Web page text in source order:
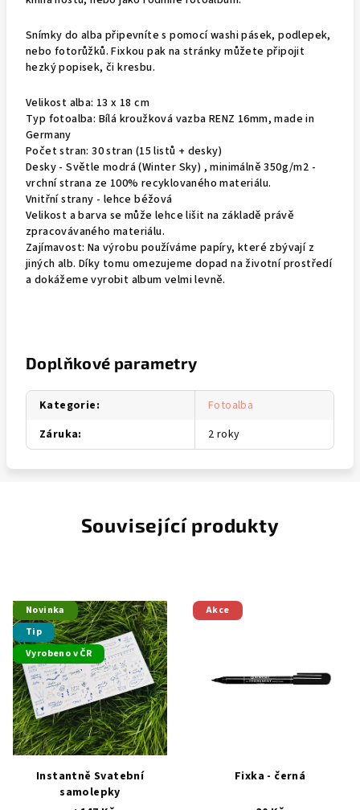
Snímky do alba připevníte s pomocí washi pásek, podlepek,
nebo fotorůžků. Fixkou pak na stránky můžete připojit
hezký popisek, či kresbu.
Velikost alba: 13 x 18 cm
Typ fotoalba: Bílá kroužková vazba RENZ 16mm, made in
Germany
Počet stran: 30 stran (15 listů + desky)
Desky - Světle modrá (Winter Sky) , minimálně 350g/m2 -
vrchní strana ze 100% recyklovaného materiálu.
Vnitřní strany - lehce béžová
Velikost a barva se může lehce lišit na základě právě
zpracovávaného materiálu.
Zajímavost: Na výrobu používáme papíry, které zbývají z
jiných alb. Díky tomu omezujeme dopad na životní prostředí
a dokážeme vyrobit album velmi levně.
Doplňkové parametry
Kategorie:
Fotoalba
Záruka: 2 roky
Související produkty
Novinka
Tip
Vyrobeno v ČR
Instantně Svatební
samolepky
Akce
Fixka - černá